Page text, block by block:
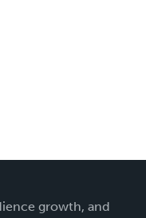
growth, and